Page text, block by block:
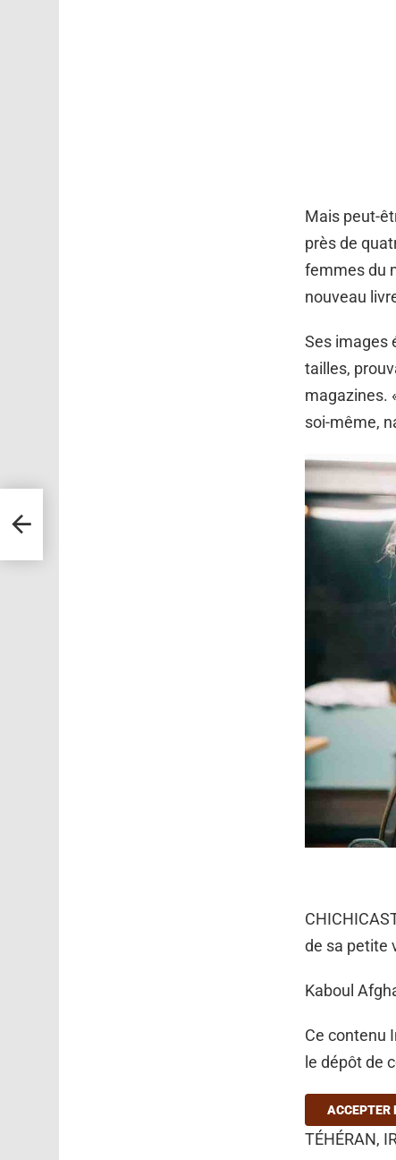
Mais peut-
près de
femmes du
nouveau
Ses images
tailles,
magazines.
soi-même,
de sa petite
Kaboul
Ce contenu
le dépôt de
ACCEPTER
TÉHÉRAN,